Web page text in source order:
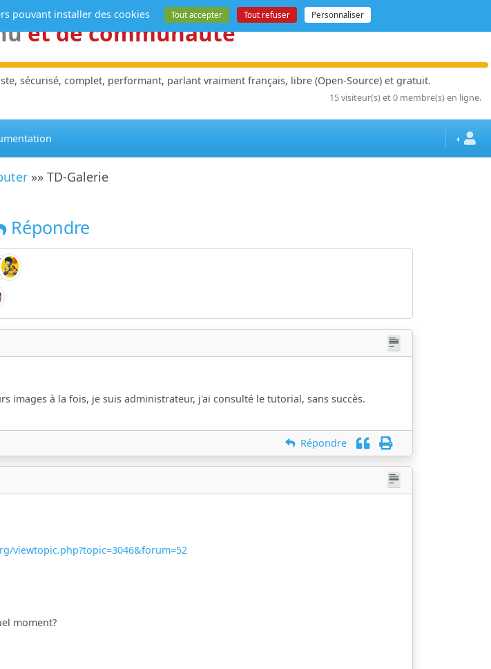
et de communauté
sécurisé, complet, performant, parlant vraiment français, libre (Open-Source) et gratuit.
15 visiteur(s) et 0 membre(s) en ligne.
»» TD-Galerie
Répondre
images à la fois, je suis administrateur, j'ai consulté le tutorial, sans succès.
Répondre
viewtopic.php?topic=3046&forum=52
moment?
pouvant installer des cookies Tout accepter Tout refuser Personnaliser